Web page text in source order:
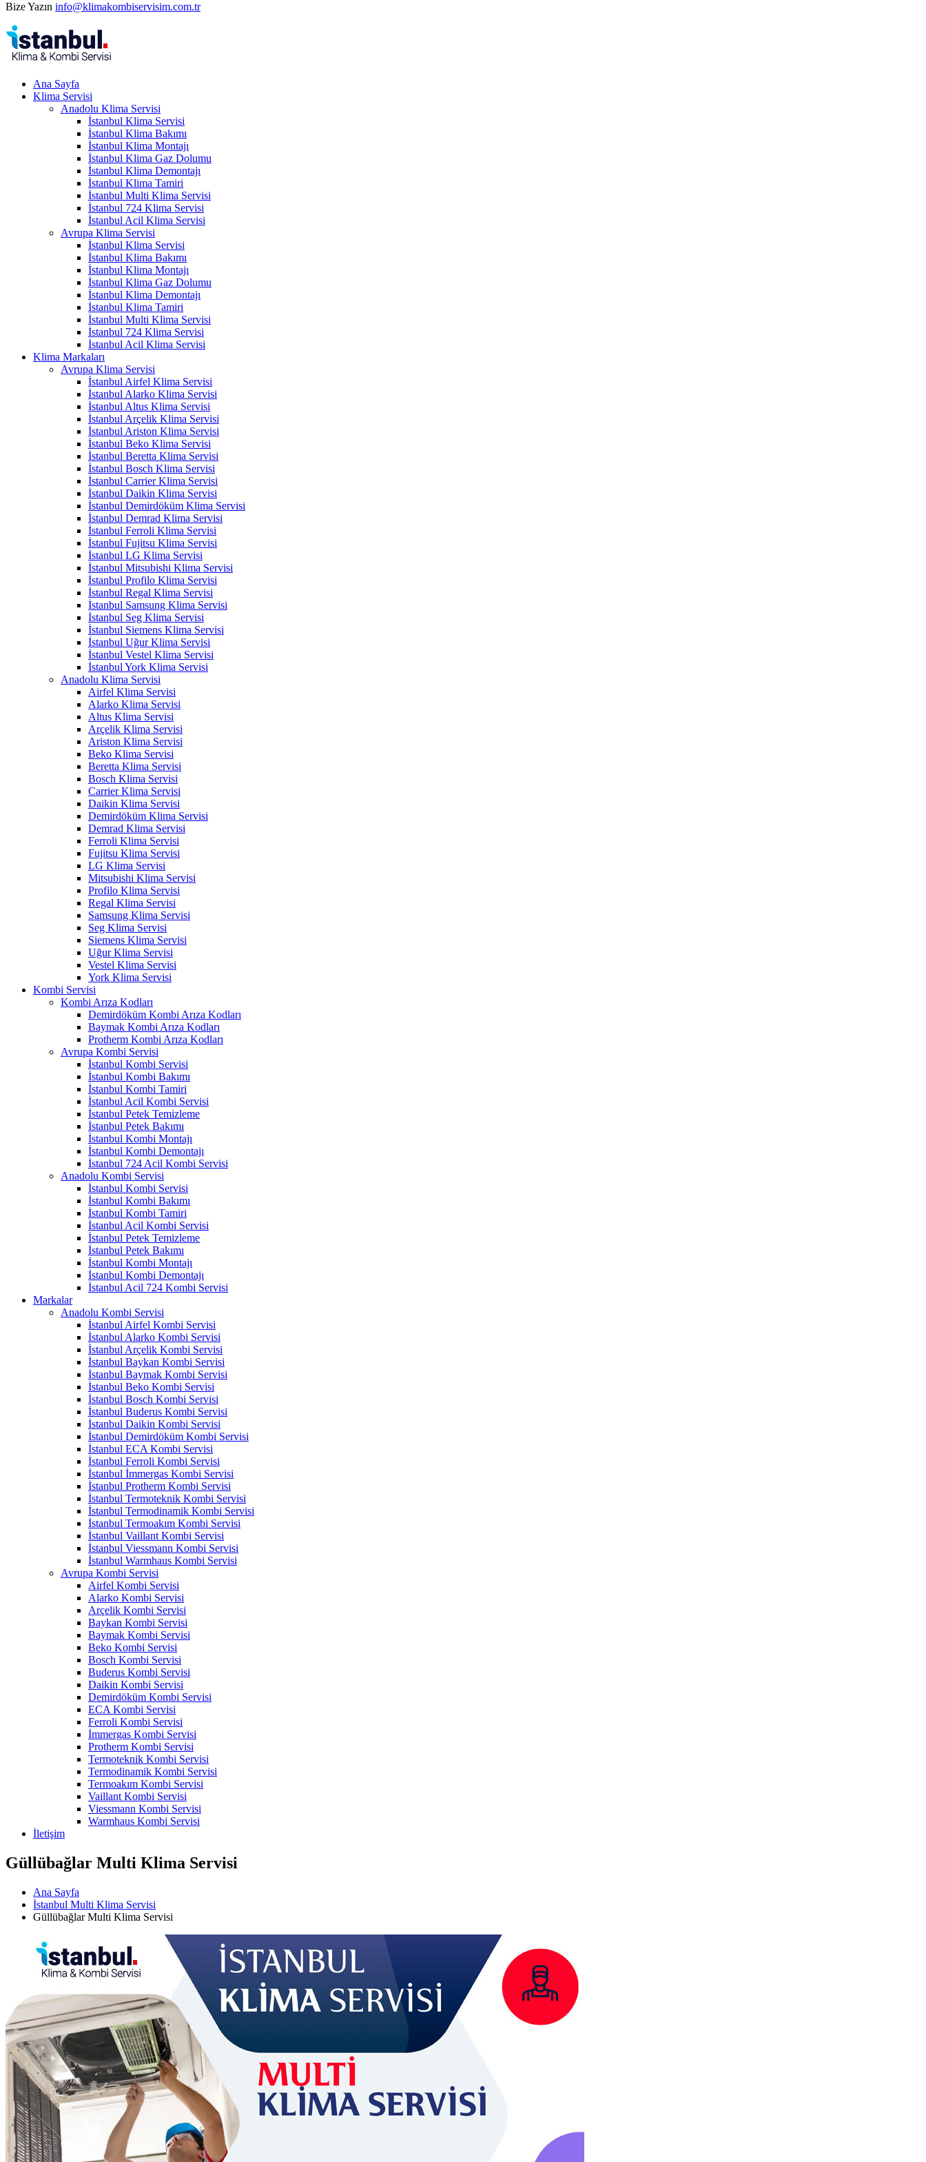
Bize Yazın info@klimakombiservisim.com.tr
Ana Sayfa
Klima Servisi
Anadolu Klima Servisi
İstanbul Klima Servisi
İstanbul Klima Bakımı
İstanbul Klima Montajı
İstanbul Klima Gaz Dolumu
İstanbul Klima Demontajı
İstanbul Klima Tamiri
İstanbul Multi Klima Servisi
İstanbul 724 Klima Servisi
İstanbul Acil Klima Servisi
Avrupa Klima Servisi
İstanbul Klima Servisi
İstanbul Klima Bakımı
İstanbul Klima Montajı
İstanbul Klima Gaz Dolumu
İstanbul Klima Demontajı
İstanbul Klima Tamiri
İstanbul Multi Klima Servisi
İstanbul 724 Klima Servisi
İstanbul Acil Klima Servisi
Klima Markaları
Avrupa Klima Servisi
İstanbul Airfel Klima Servisi
İstanbul Alarko Klima Servisi
İstanbul Altus Klima Servisi
İstanbul Arçelik Klima Servisi
İstanbul Ariston Klima Servisi
İstanbul Beko Klima Servisi
İstanbul Beretta Klima Servisi
İstanbul Bosch Klima Servisi
İstanbul Carrier Klima Servisi
İstanbul Daikin Klima Servisi
İstanbul Demirdöküm Klima Servisi
İstanbul Demrad Klima Servisi
İstanbul Ferroli Klima Servisi
İstanbul Fujitsu Klima Servisi
İstanbul LG Klima Servisi
İstanbul Mitsubishi Klima Servisi
İstanbul Profilo Klima Servisi
İstanbul Regal Klima Servisi
İstanbul Samsung Klima Servisi
İstanbul Seg Klima Servisi
İstanbul Siemens Klima Servisi
İstanbul Uğur Klima Servisi
İstanbul Vestel Klima Servisi
İstanbul York Klima Servisi
Anadolu Klima Servisi
Airfel Klima Servisi
Alarko Klima Servisi
Altus Klima Servisi
Arçelik Klima Servisi
Ariston Klima Servisi
Beko Klima Servisi
Beretta Klima Servisi
Bosch Klima Servisi
Carrier Klima Servisi
Daikin Klima Servisi
Demirdöküm Klima Servisi
Demrad Klima Servisi
Ferroli Klima Servisi
Fujitsu Klima Servisi
LG Klima Servisi
Mitsubishi Klima Servisi
Profilo Klima Servisi
Regal Klima Servisi
Samsung Klima Servisi
Seg Klima Servisi
Siemens Klima Servisi
Uğur Klima Servisi
Vestel Klima Servisi
York Klima Servisi
Kombi Servisi
Kombi Arıza Kodları
Demirdöküm Kombi Arıza Kodları
Baymak Kombi Arıza Kodları
Protherm Kombi Arıza Kodları
Avrupa Kombi Servisi
İstanbul Kombi Servisi
İstanbul Kombi Bakımı
İstanbul Kombi Tamiri
İstanbul Acil Kombi Servisi
İstanbul Petek Temizleme
İstanbul Petek Bakımı
İstanbul Kombi Montajı
İstanbul Kombi Demontajı
İstanbul 724 Acil Kombi Servisi
Anadolu Kombi Servisi
İstanbul Kombi Servisi
İstanbul Kombi Bakımı
İstanbul Kombi Tamiri
İstanbul Acil Kombi Servisi
İstanbul Petek Temizleme
İstanbul Petek Bakımı
İstanbul Kombi Montajı
İstanbul Kombi Demontajı
İstanbul Acil 724 Kombi Servisi
Markalar
Anadolu Kombi Servisi
İstanbul Airfel Kombi Servisi
İstanbul Alarko Kombi Servisi
İstanbul Arçelik Kombi Servisi
İstanbul Baykan Kombi Servisi
İstanbul Baymak Kombi Servisi
İstanbul Beko Kombi Servisi
İstanbul Bosch Kombi Servisi
İstanbul Buderus Kombi Servisi
İstanbul Daikin Kombi Servisi
İstanbul Demirdöküm Kombi Servisi
İstanbul ECA Kombi Servisi
İstanbul Ferroli Kombi Servisi
İstanbul İmmergas Kombi Servisi
İstanbul Protherm Kombi Servisi
İstanbul Termoteknik Kombi Servisi
İstanbul Termodinamik Kombi Servisi
İstanbul Termoakım Kombi Servisi
İstanbul Vaillant Kombi Servisi
İstanbul Viessmann Kombi Servisi
İstanbul Warmhaus Kombi Servisi
Avrupa Kombi Servisi
Airfel Kombi Servisi
Alarko Kombi Servisi
Arçelik Kombi Servisi
Baykan Kombi Servisi
Baymak Kombi Servisi
Beko Kombi Servisi
Bosch Kombi Servisi
Buderus Kombi Servisi
Daikin Kombi Servisi
Demirdöküm Kombi Servisi
ECA Kombi Servisi
Ferroli Kombi Servisi
İmmergas Kombi Servisi
Protherm Kombi Servisi
Termoteknik Kombi Servisi
Termodinamik Kombi Servisi
Termoakım Kombi Servisi
Vaillant Kombi Servisi
Viessmann Kombi Servisi
Warmhaus Kombi Servisi
İletişim
Güllübağlar Multi Klima Servisi
Ana Sayfa
İstanbul Multi Klima Servisi
Güllübağlar Multi Klima Servisi